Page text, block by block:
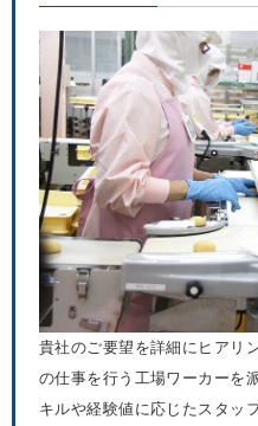
貴社のご要望を詳細にヒアリ
の仕事を行う工場ワーカーを
キルや経験値に応じたスタッ